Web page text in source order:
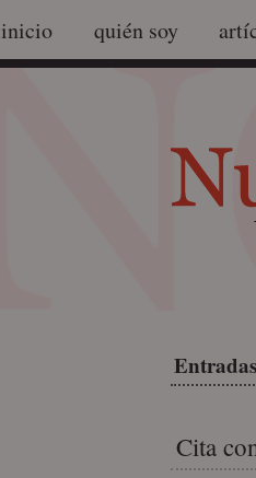
inicio quién soy
Cita